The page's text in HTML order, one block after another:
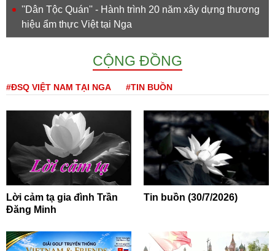
''Dân Tộc Quán'' - Hành trình 20 năm xây dựng thương
hiệu ẩm thực Việt tại Nga
CỘNG ĐỒNG
#ĐSQ VIỆT NAM TẠI NGA #TIN BUỒN
Lời cảm tạ gia đình Trần
Đăng Minh
Tin buồn (30/7/2026)